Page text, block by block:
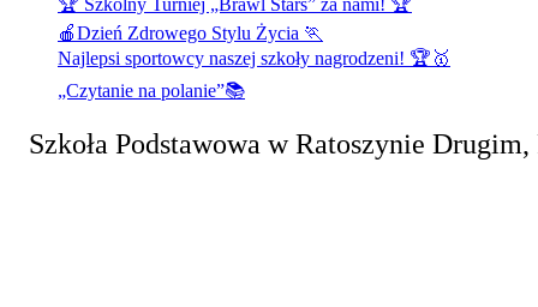
🍎Dzień Zdrowego Stylu Życia 🏃
Najlepsi sportowcy naszej szkoły nagrodzeni! 🏆🥇
„Czytanie na polanie”📚
Szkoła Podstawowa w Ratoszynie Drugim,